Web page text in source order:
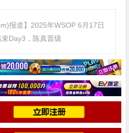
报道】2025年WSOP 6月17日
Day3，陈真晋级